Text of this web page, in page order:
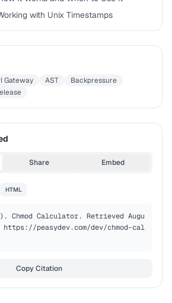
with Unix Timestamps
Gateway AST
Backpressure
Share Embed
HTML
Chmod Calculator. Retrieved Augu
peasydev.com/dev/chmod-cal
Copy Citation